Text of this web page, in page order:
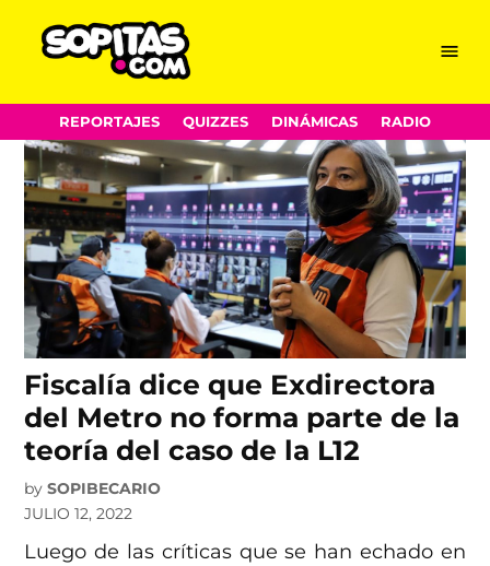
content
Menu
REPORTAJES QUIZZES DINÁMICAS RADIO
Florencia Serranía
Fiscalía dice que Exdirectora
del Metro no forma parte de la
teoría del caso de la L12
by SOPIBECARIO
JULIO 12, 2022
Luego de las críticas que se han echado en